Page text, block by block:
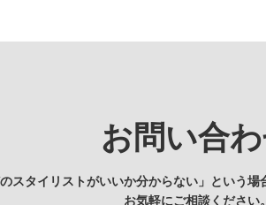
お問い合
スタイリストがいいか分からない」という場
お気軽にご相談ください。